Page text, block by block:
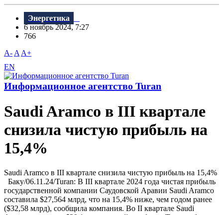
Энергетика
6 ноябрь 2024, 7:27
766
A- A A+
EN
Информационное агентство Turan
Saudi Aramco в III квартале
снизила чистую прибыль на
15,4%
Saudi Aramco в III квартале снизила чистую прибыль на 15,4%
Баку/06.11.24/Turan: В III квартале 2024 года чистая прибыль
государственной компании Саудовской Аравии Saudi Aramco
составила $27,564 млрд, что на 15,4% ниже, чем годом ранее
($32,58 млрд), сообщила компания. Во II квартале Saudi